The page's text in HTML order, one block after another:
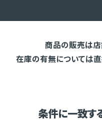
商品の販売は店
在庫の有無については
条件に一致す